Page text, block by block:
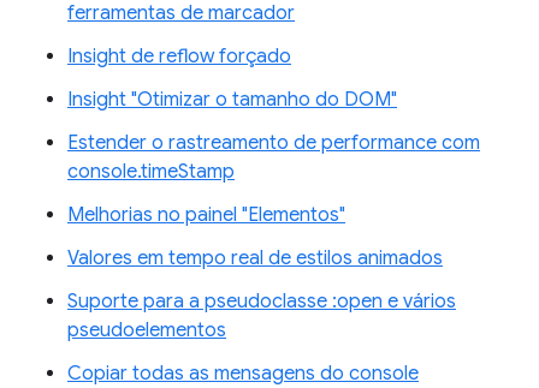
ferramentas de marcador
Insight de reflow forçado
Insight "Otimizar o tamanho do DOM"
Estender o rastreamento de performance com
console.timeStamp
Melhorias no painel "Elementos"
Valores em tempo real de estilos animados
Suporte para a pseudoclasse :open e vários
pseudoelementos
Copiar todas as mensagens do console